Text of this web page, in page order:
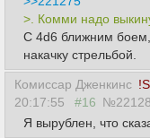
>. Комми надо
С 4d6 ближним боем,
накачку стрельбой.
Комиссар Дженкинс
20:17:55
#16
Я вырублен, что